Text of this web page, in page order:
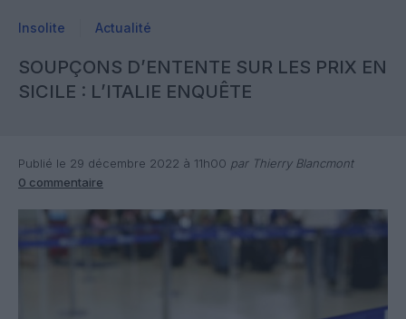
Insolite Actualité
SOUPÇONS D’ENTENTE SUR LES PRIX EN
SICILE : L’ITALIE ENQUÊTE
Publié le 29 décembre 2022 à 11h00 par Thierry Blancmont
0 commentaire